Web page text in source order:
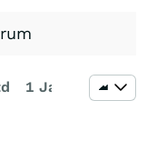
1 Jahr 3 Jahre